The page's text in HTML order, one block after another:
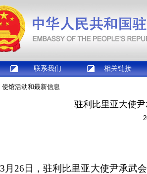
联系我们 相关链接
使馆活动和最新信息
驻利比里亚大使
3月26日，驻利比里亚大使尹承武